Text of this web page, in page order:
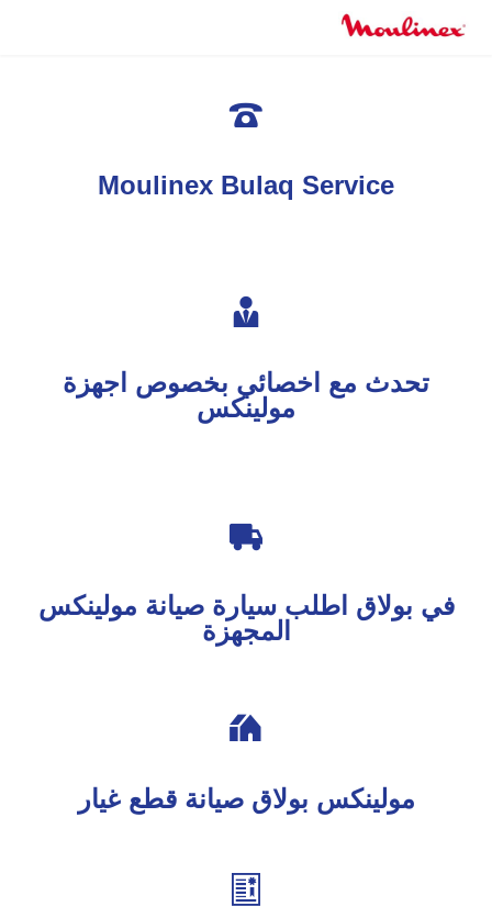

Moulinex Bulaq Service

تحدث مع اخصائي بخصوص اجهزة
مولينكس

في بولاق اطلب سيارة صيانة مولينكس
المجهزة

مولينكس بولاق صيانة قطع غيار
